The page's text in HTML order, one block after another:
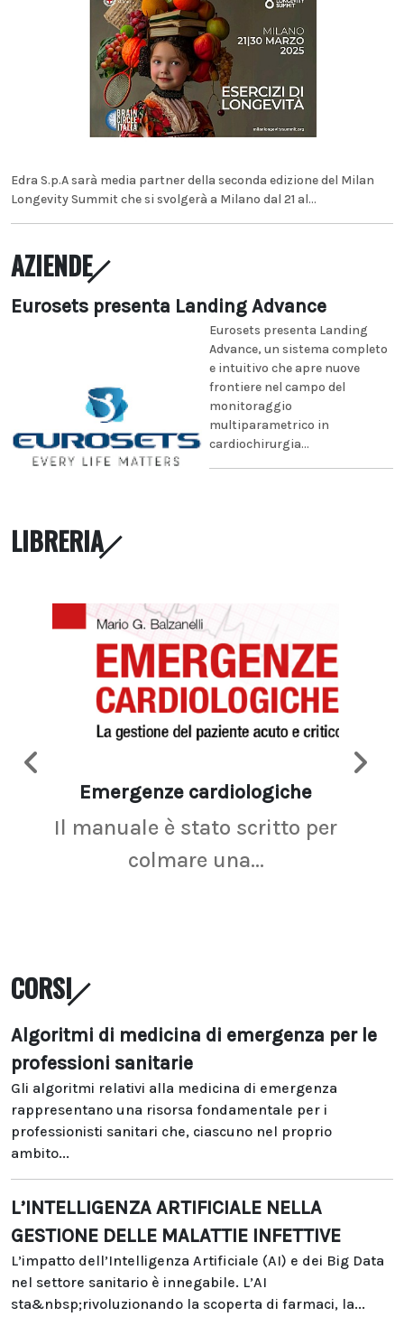
Edra S.p.A sarà media partner della seconda edizione del Milan
Longevity Summit che si svolgerà a Milano dal 21 al...
AZIENDE
Eurosets presenta Landing Advance
Eurosets presenta Landing
Advance, un sistema completo
e intuitivo che apre nuove
frontiere nel campo del
monitoraggio
multiparametrico in
cardiochirurgia...
LIBRERIA
Emergenze cardiologiche
Il manuale è stato scritto per
colmare una...
CORSI
Algoritmi di medicina di emergenza per le
professioni sanitarie
Gli algoritmi relativi alla medicina di emergenza
rappresentano una risorsa fondamentale per i
professionisti sanitari che, ciascuno nel proprio
ambito...
L’INTELLIGENZA ARTIFICIALE NELLA
GESTIONE DELLE MALATTIE INFETTIVE
L’impatto dell’Intelligenza Artificiale (AI) e dei Big Data
nel settore sanitario è innegabile. L’AI
sta&nbsp;rivoluzionando la scoperta di farmaci, la...